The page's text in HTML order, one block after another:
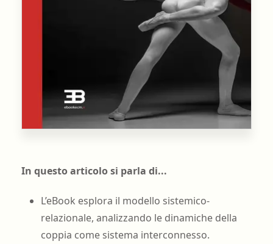
In questo articolo si parla di...
L’eBook esplora il modello sistemico-
relazionale, analizzando le dinamiche della
coppia come sistema interconnesso.